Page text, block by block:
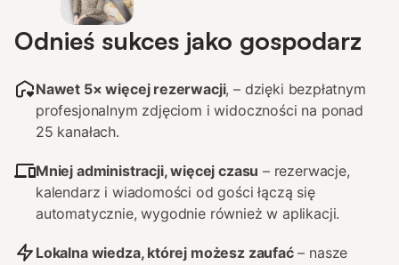
Odnieś sukces jako gospodarz
Nawet 5× więcej rezerwacji, – dzięki bezpłatnym
profesjonalnym zdjęciom i widoczności na ponad
25 kanałach.
Mniej administracji, więcej czasu – rezerwacje,
kalendarz i wiadomości od gości łączą się
automatycznie, wygodnie również w aplikacji.
Lokalna wiedza, której możesz zaufać– nasze